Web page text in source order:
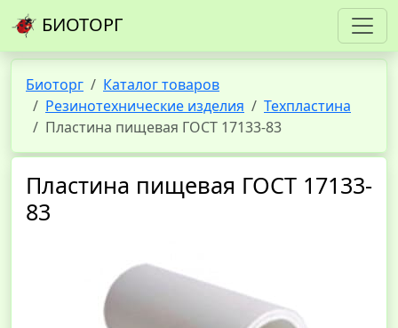
БИОТОРГ
Биоторг
Каталог товаров
Резинотехнические изделия
Техпластина
Пластина пищевая ГОСТ 17133-83
Пластина пищевая ГОСТ 17133-
83